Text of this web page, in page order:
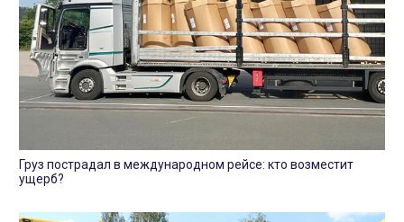
Груз пострадал в международном рейсе: кто возместит
ущерб?